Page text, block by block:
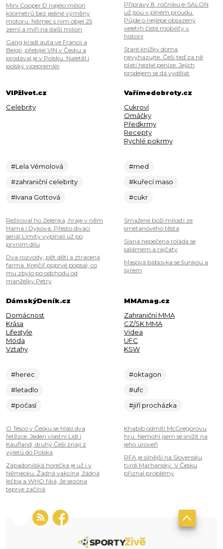
Mini Cooper D najelo milion
kilometrů bez jediné výměny
motoru. Němec s ním objel 25
zemí a míří na další milion
Gang kradl auta ve Francii a
Belgii, přebíjel VIN v Česku a
prodával je v Polsku. Naletěl i
polský vicepremiér
Přípravy 8. ročníku e-SALON
už jsou v plném proudu.
Půjde o nejlépe obsazený
veletrh čisté mobility v
historii
Staré knížky doma
nevyhazujte. Češi teď za ně
platí hezké peníze. Jejich
prodejem se dá vydělat
VIPživot.cz
Celebrity
#Lela Vémolová
#zahraniční celebrity
#Ivana Gottová
Režíroval ho Zelenka, hraje v něm
Háma i Dyková. Přesto diváci
seriál Limity vypínali už po
prvním dílu
Dva rozvody, pět dětí a ztracená
farma. Krejčíř poprvé popsal, co
mu zbylo po odchodu od
manželky Petry
Vařímedobroty.cz
Cukroví
Omáčky
Předkrmy
Recepty
Rychlé pokrmy
#med
#kuřecí maso
#cukr
Smažené boží milosti ze
smetanového těsta
Slaná nepečená roláda se
salámem a rajčaty
Masová bábovka se šunkou a
sýrem
DámskýDeník.cz
Domácnost
Krása
Lifestyle
Móda
Vztahy
#herec
#letadlo
#počasí
O Tesco v Česku se hlásí dva
řetězce. Jeden vlastní Lidl i
Kaufland, druhý Češi znají z
výletů do Polska
Západonilská horečka je už i v
Německu. Žádná vakcína, žádná
léčba a WHO říká, že sezóna
teprve začíná
MMAmag.cz
Zahraniční MMA
CZ/SK MMA
Videa
UFC
KSW
#oktagon
#ufc
#jiří procházka
Khabib odmítl McGregorovu
hru: Nemohl jsem se snížit na
jeho úroveň
RFA je silnější na Slovensku,
tvrdí Marhanský. V Česku
přiznal problémy